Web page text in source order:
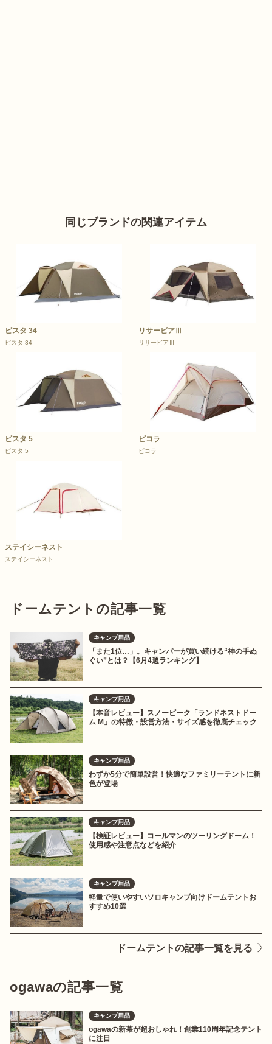
同じブランドの関連アイテム
ピスタ 34
ピスタ 34
リサービアⅢ
リサービアⅢ
ピスタ 5
ピスタ 5
ピコラ
ピコラ
ステイシーネスト
ステイシーネスト
ドームテントの記事一覧
キャンプ用品
「また1位…」。キャンパーが買い続ける“神の手ぬ
ぐい”とは？【6月4週ランキング】
キャンプ用品
【本音レビュー】スノーピーク「ランドネストドー
ム M」の特徴・設営方法・サイズ感を徹底チェック
キャンプ用品
わずか5分で簡単設営！快適なファミリーテントに新
色が登場
キャンプ用品
【検証レビュー】コールマンのツーリングドーム！
使用感や注意点などを紹介
キャンプ用品
軽量で使いやすいソロキャンプ向けドームテントお
すすめ10選
ドームテントの記事一覧を見る
ogawaの記事一覧
キャンプ用品
ogawaの新幕が超おしゃれ！創業110周年記念テント
に注目